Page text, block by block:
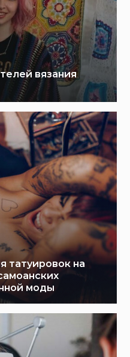
вязания
татуировок на
моды